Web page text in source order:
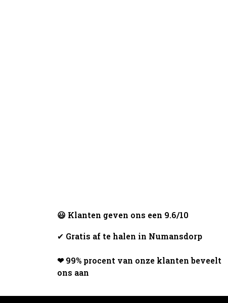
😃 Klanten geven ons een 9.6/10
✔ Gratis af te halen in Numansdorp
❤ 99% procent van onze klanten beveelt
ons aan